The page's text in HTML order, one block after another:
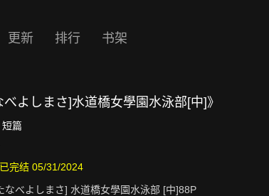
更新 排行 书架
べよしまさ]水道橋女學園水泳部[中]》
短篇
已完结 05/31/2024
なべよしまさ] 水道橋女學園水泳部 [中]88P